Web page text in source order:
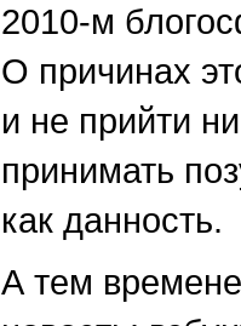
2010-м
О причинах
и не прийти
принимать
как данность.
А тем